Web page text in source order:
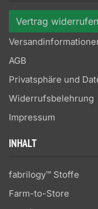
Vertrag widerrufen
AGB
Privatsphäre und
Widerrufsbelehrung
Impressum
INHALT
fabrilogy™ Stoffe
Farm-to-Store